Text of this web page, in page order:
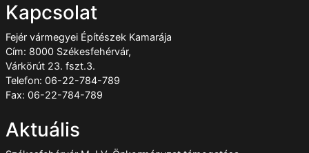
Kapcsolat
Fejér vármegyei Építészek Kamarája
Cím: 8000 Székesfehérvár,
Várkörút 23. fszt.3.
Telefon: 06-22-784-789
Fax: 06-22-784-789
Aktuális